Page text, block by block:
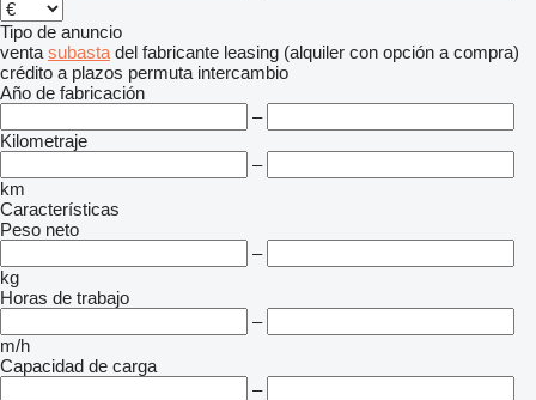
Tipo de anuncio
venta subasta del fabricante leasing (alquiler con opción a compra)
crédito a plazos permuta intercambio
Año de fabricación
–
Kilometraje
–
km
Características
Peso neto
–
kg
Horas de trabajo
–
m/h
Capacidad de carga
–